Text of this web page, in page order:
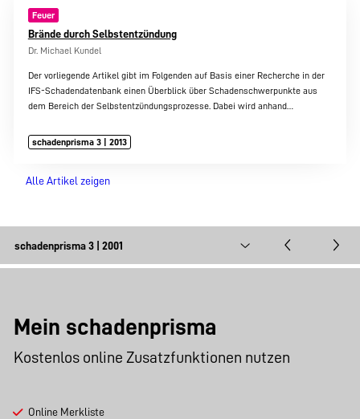
Feuer
Brände durch Selbstentzündung
Dr. Michael Kundel
Der vorliegende Artikel gibt im Folgenden auf Basis einer Recherche in der
IFS-Schadendatenbank einen Überblick über Schadenschwerpunkte aus
dem Bereich der Selbstentzündungsprozesse. Dabei wird anhand…
schadenprisma 3 | 2013
Alle Artikel zeigen
Mein schadenprisma
Kostenlos online Zusatzfunktionen nutzen
Online Merkliste